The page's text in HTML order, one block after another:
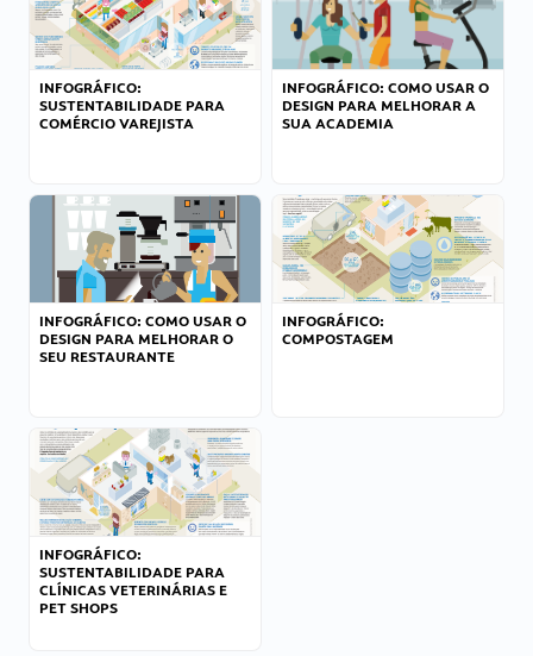
INFOGRÁFICO:
SUSTENTABILIDADE PARA
COMÉRCIO VAREJISTA
INFOGRÁFICO: COMO USAR O
DESIGN PARA MELHORAR A
SUA ACADEMIA
INFOGRÁFICO: COMO USAR O
DESIGN PARA MELHORAR O
SEU RESTAURANTE
INFOGRÁFICO:
COMPOSTAGEM
INFOGRÁFICO:
SUSTENTABILIDADE PARA
CLÍNICAS VETERINÁRIAS E
PET SHOPS